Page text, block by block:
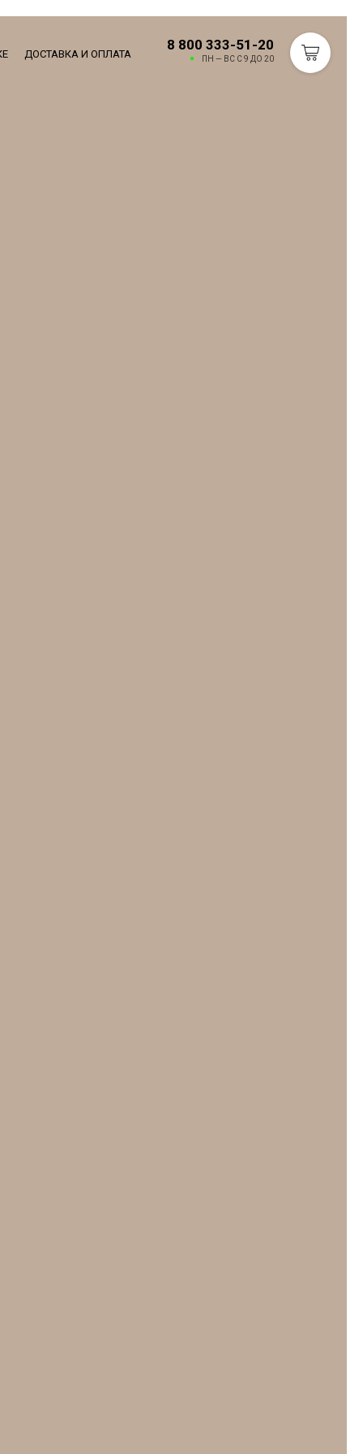
ДОСТАВКА И ОПЛАТА
8 800 333-51-20
ПН — ВС С 9 ДО 20